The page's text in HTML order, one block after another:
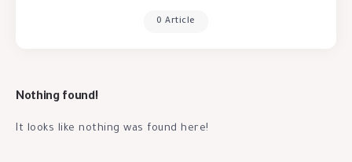
0 Article
Nothing found!
It looks like nothing was found here!